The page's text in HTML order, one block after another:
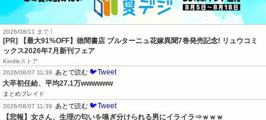
2026/08/11 まで！
[PR] 【最大91%OFF】徳間書店 ブルターニュ花嫁異聞7巻発売記念! リュウコミ
ックス2026年7月新刊フェア
Kindleストア
2026/08/07 11:39
あとで読む 🐦Tweet
大卒初任給、平均27.1万wwwwww
まとめブレイド
2026/08/07 11:39
あとで読む 🐦Tweet
【悲報】女さん、生理の匂いを嗅ぎ分けられる男にイライラ⇒ｗｗｗ